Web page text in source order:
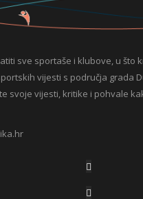
sve sportaše i klubove, u što
vijesti s područja grada
svoje vijesti, kritike i pohvale